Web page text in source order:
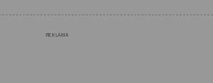
REKLAMA